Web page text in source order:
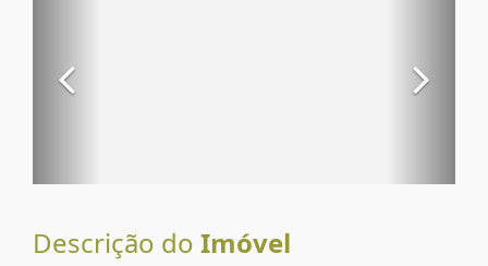
Descrição do Imóvel